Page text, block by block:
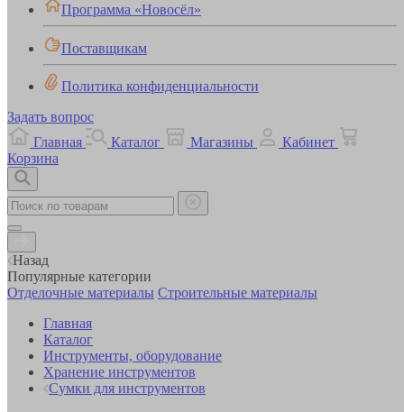
Программа «Новосёл»
Поставщикам
Политика конфиденциальности
Задать вопрос
Главная
Каталог Магазины
Кабинет
Корзина
Назад
Популярные категории
Отделочные материалы Строительные материалы
Главная
Каталог
Инструменты, оборудование
Хранение инструментов
Сумки для инструментов